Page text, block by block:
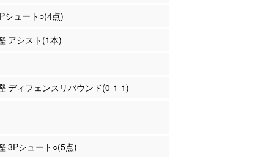
シュート○(4点)
アシスト(1本)
ディフェンスリバウンド(0-1-1)
3Pシュート○(5点)